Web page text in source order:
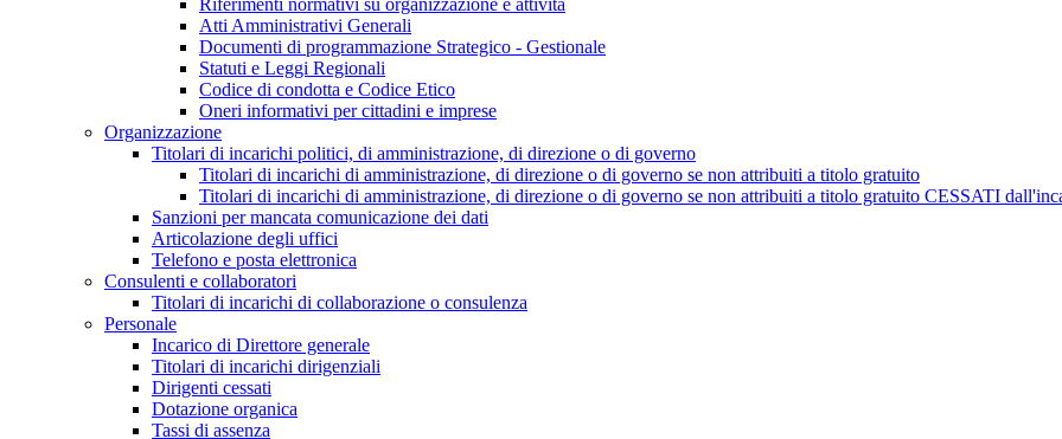
Riferimenti normativi su organizzazione e attività
Atti Amministrativi Generali
Documenti di programmazione Strategico - Gestionale
Statuti e Leggi Regionali
Codice di condotta e Codice Etico
Oneri informativi per cittadini e imprese
Organizzazione
Titolari di incarichi politici, di amministrazione, di direzione o di governo
Titolari di incarichi di amministrazione, di direzione o di governo se non attribuiti a titolo gratuito
Titolari di incarichi di amministrazione, di direzione o di governo se non attribuiti a titolo gratuito CESSATI
Sanzioni per mancata comunicazione dei dati
Articolazione degli uffici
Telefono e posta elettronica
Consulenti e collaboratori
Titolari di incarichi di collaborazione o consulenza
Personale
Incarico di Direttore generale
Titolari di incarichi dirigenziali
Dirigenti cessati
Dotazione organica
Tassi di assenza